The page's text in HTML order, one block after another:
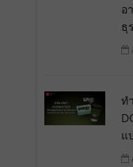
อ
ธุ
ท
แ